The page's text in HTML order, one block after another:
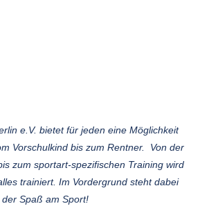
e.V. bietet für jeden eine Möglichkeit
Vorschulkind bis zum Rentner. Von der
zum sportart-spezifischen Training wird
trainiert. Im Vordergrund steht dabei
der Spaß am Sport!